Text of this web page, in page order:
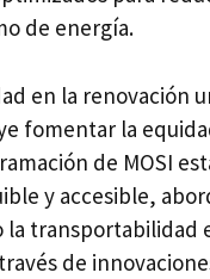
de energía.
en la renovación
fomentar la
de MOSI
y accesible,
la transportabilidad
de